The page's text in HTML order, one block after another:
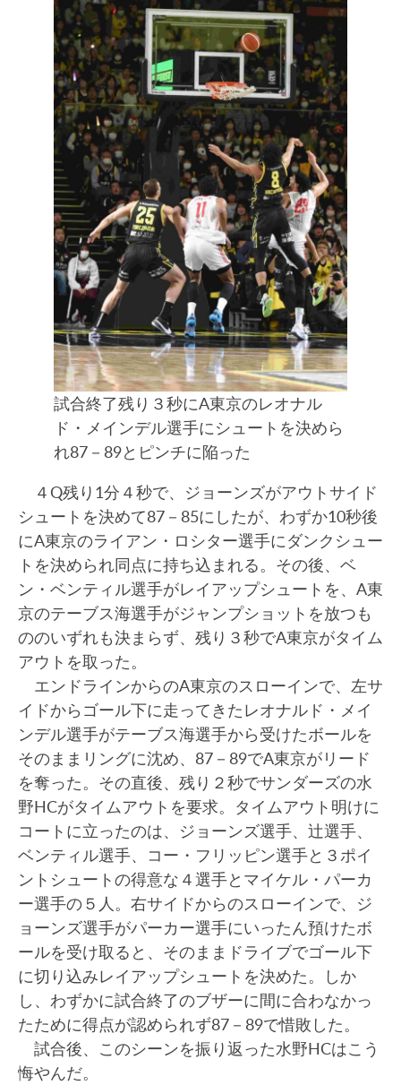
試合終了残り３秒にA東京のレオナル
ド・メインデル選手にシュートを決めら
れ87－89とピンチに陥った
４Q残り1分４秒で、ジョーンズがアウトサイド
シュートを決めて87－85にしたが、わずか10秒後
にA東京のライアン・ロシター選手にダンクシュー
トを決められ同点に持ち込まれる。その後、ベ
ン・ベンティル選手がレイアップシュートを、A東
京のテーブス海選手がジャンプショットを放つも
ののいずれも決まらず、残り３秒でA東京がタイム
アウトを取った。
エンドラインからのA東京のスローインで、左サ
イドからゴール下に走ってきたレオナルド・メイ
ンデル選手がテーブス海選手から受けたボールを
そのままリングに沈め、87－89でA東京がリード
を奪った。その直後、残り２秒でサンダーズの水
野HCがタイムアウトを要求。タイムアウト明けに
コートに立ったのは、ジョーンズ選手、辻選手、
ベンティル選手、コー・フリッピン選手と３ポイ
ントシュートの得意な４選手とマイケル・パーカ
ー選手の５人。右サイドからのスローインで、ジ
ョーンズ選手がパーカー選手にいったん預けたボ
ールを受け取ると、そのままドライブでゴール下
に切り込みレイアップシュートを決めた。しか
し、わずかに試合終了のブザーに間に合わなかっ
たために得点が認められず87－89で惜敗した。
試合後、このシーンを振り返った水野HCはこう
悔やんだ。